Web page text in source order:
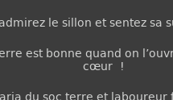
admirez le sillon et sentez sa
est bonne quand on
cœur !
du soc terre et